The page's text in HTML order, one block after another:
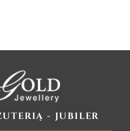
- jubiler